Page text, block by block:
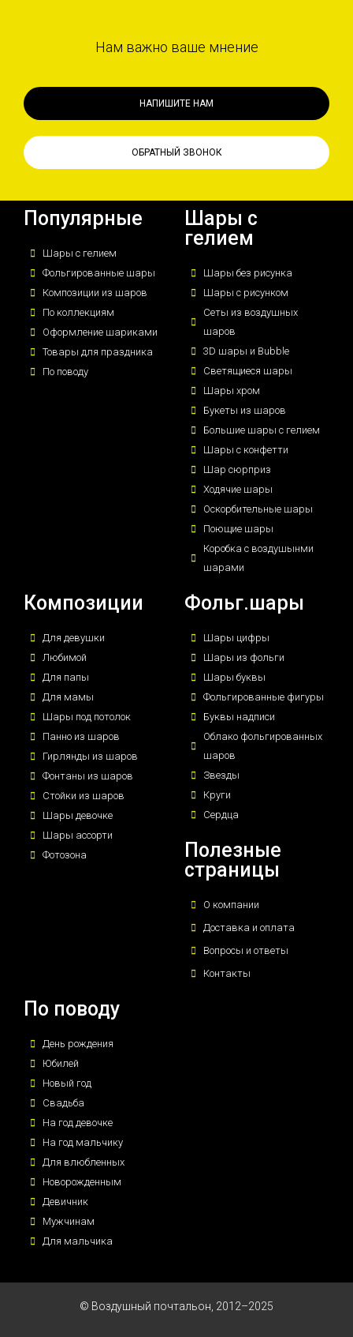
Нам важно ваше мнение
НАПИШИТЕ НАМ
ОБРАТНЫЙ ЗВОНОК
Популярные
Шары с гелием
Фольгированные шары
Композиции из шаров
По коллекциям
Оформление шариками
Товары для праздника
По поводу
Шары с
гелием
Шары без рисунка
Шары с рисунком
Сеты из воздушных
шаров
3D шары и Bubble
Светящиеся шары
Шары хром
Букеты из шаров
Большие шары с гелием
Шары с конфетти
Шар сюрприз
Ходячие шары
Оскорбительные шары
Поющие шары
Коробка с воздушынми
шарами
Композиции
Для девушки
Любимой
Для папы
Для мамы
Шары под потолок
Панно из шаров
Гирлянды из шаров
Фонтаны из шаров
Стойки из шаров
Шары девочке
Шары ассорти
Фотозона
Фольг.шары
Шары цифры
Шары из фольги
Шары буквы
Фольгированные фигуры
Буквы надписи
Облако фольгированных
шаров
Звезды
Круги
Сердца
Полезные
страницы
О компании
Доставка и оплата
Вопросы и ответы
Контакты
По поводу
День рождения
Юбилей
Новый год
Свадьба
На год девочке
На год мальчику
Для влюбленных
Новорожденным
Девичник
Мужчинам
Для мальчика
© Воздушный почтальон, 2012–2025